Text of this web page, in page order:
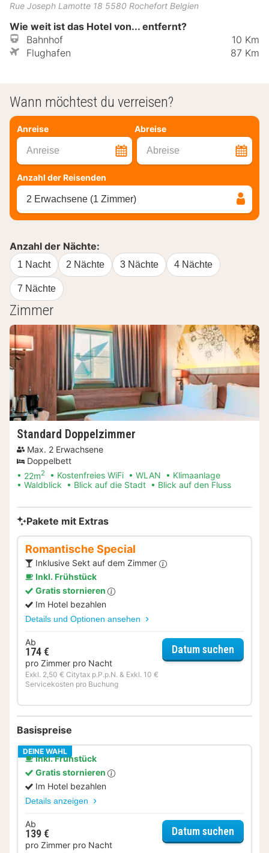
Rue Joseph Lamotte 18 5580 Rochefort Belgien
Wie weit ist das Hotel von... entfernt?
Bahnhof
10 Km
Flughafen
87 Km
Wann möchtest du verreisen?
Anreise Abreise
Anreise Abreise
Anzahl der Reisenden
2 Erwachsene (1 Zimmer)
Anzahl der Nächte:
1 Nacht 2 Nächte 3 Nächte 4 Nächte
7 Nächte
Zimmer
Standard Doppelzimmer
Max. 2 Erwachsene
Doppelbett
22m2 Kostenfreies WiFi WLAN
Klimaanlage
Waldblick
Blick auf die Stadt Blick auf den Fluss
Pakete mit Extras
Romantische Special
Inklusive Sekt auf dem Zimmer
Inkl. Frühstück
Gratis stornieren
Im Hotel bezahlen
Details und Optionen ansehen
Ab
174 €
pro Zimmer pro Nacht
Exkl. 2,50 € Citytax p.P.p.N. & Exkl. 10 €
Servicekosten pro Buchung
Datum suchen
Basispreise
DEINE WAHL
Inkl. Frühstück
Gratis stornieren
Im Hotel bezahlen
Details anzeigen
Ab
139 €
pro Zimmer pro Nacht
Datum suchen